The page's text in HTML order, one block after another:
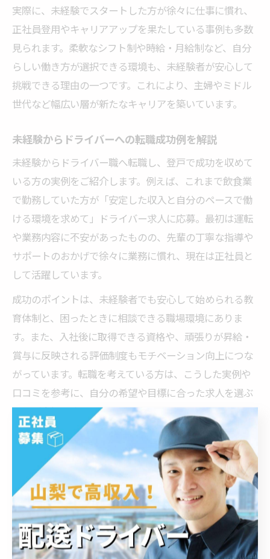
実際に、未経験でスタートした方が徐々に仕事に慣れ、
正社員登用やキャリアアップを果たしている事例も多数
見られます。柔軟なシフト制や時給・月給制など、自分
らしい働き方が選択できる環境も、未経験者が安心して
挑戦できる理由の一つです。これにより、主婦やミドル
世代など幅広い層が新たなキャリアを築いています。
未経験からドライバーへの転職成功例を解説
未経験からドライバー職へ転職し、登戸で成功を収めて
いる方の実例をご紹介します。例えば、これまで飲食業
で勤務していた方が「安定した収入と自分のペースで働
ける環境を求めて」ドライバー求人に応募。最初は運転
や業務内容に不安があったものの、先輩の丁寧な指導や
サポートのおかげで徐々に業務に慣れ、現在は正社員と
して活躍しています。
成功のポイントは、未経験者でも安心して始められる教
育体制と、困ったときに相談できる職場環境にありま
す。また、入社後に取得できる資格や、頑張りが昇給・
賞与に反映される評価制度もモチベーション向上につな
がっています。転職を考えている方は、こうした実例や
口コミを参考に、自分の希望や目標に合った求人を選ぶ
ことが大切です。
ライフスタイルに合う登戸のドライ
バー採用事情
シフト柔軟な登戸のドライバー求人が人気の理由